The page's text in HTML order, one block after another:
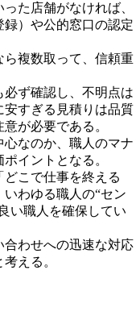
た店舗がなければ、
）や公的窓口の認定
ら複数取って、信頼重
必ず確認し、不明点は
すぎる見積りは品質
が必要である。
心なのか、職人のマナ
イントとなる。
こで仕事を終える
わゆる職人の“セン
い職人を確保してい
合わせへの迅速な対応
える。